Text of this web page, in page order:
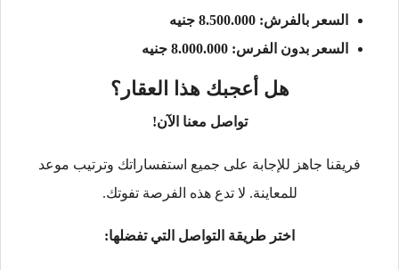
السعر بالفرش: 8.500.000 جنيه
السعر بدون الفرس: 8.000.000 جنيه
هل أعجبك هذا العقار؟
تواصل معنا الآن!
فريقنا جاهز للإجابة على جميع استفساراتك وترتيب موعد
للمعاينة. لا تدع هذه الفرصة تفوتك.
اختر طريقة التواصل التي تفضلها: